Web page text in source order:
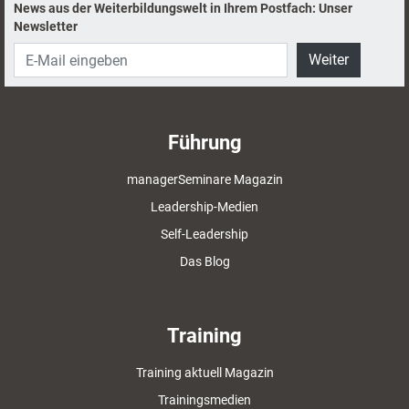
News aus der Weiterbildungswelt in Ihrem Postfach: Unser
Newsletter
Weiter
Führung
managerSeminare Magazin
Leadership-Medien
Self-Leadership
Das Blog
Training
Training aktuell Magazin
Trainingsmedien